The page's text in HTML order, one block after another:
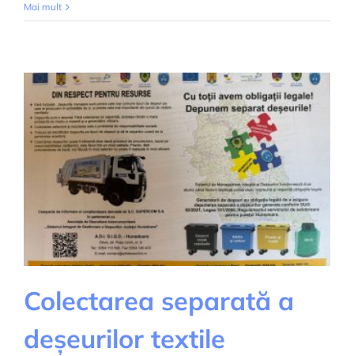
TARAGOTULUI
JOS
2026
Mai mult
Colectarea separată a
deșeurilor textile